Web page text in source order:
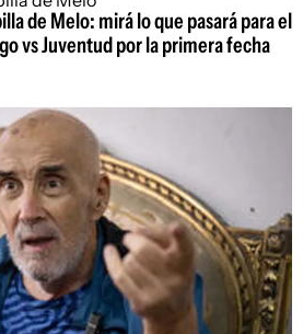
de Melo: mirá lo que pasará para el
vs Juventud por la primera fecha